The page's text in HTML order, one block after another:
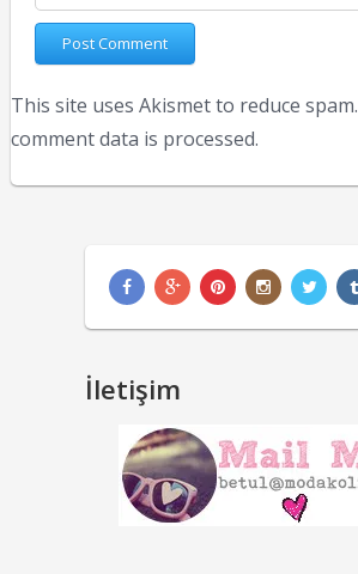
This site uses Akismet to reduce spam.
comment data is processed.
İletişim